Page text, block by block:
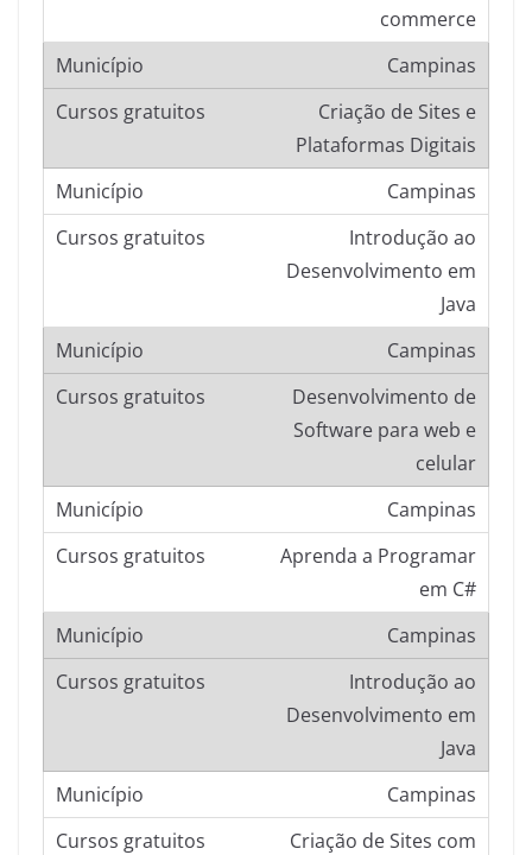
commerce
Campinas
Criação de Sites e
Plataformas Digitais
Campinas
Introdução ao
Desenvolvimento em
Java
Campinas
Desenvolvimento de
Software para web e
celular
Campinas
Aprenda a Programar
em C#
Campinas
Introdução ao
Desenvolvimento em
Java
Campinas
Criação de Sites com